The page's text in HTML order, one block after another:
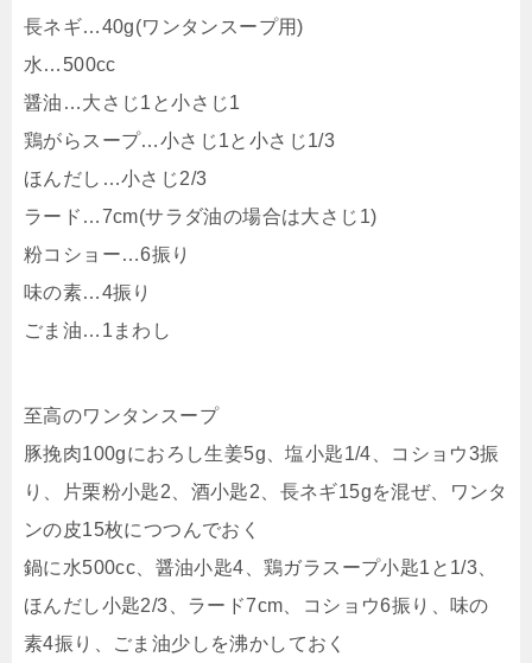
長ネギ…40g(ワンタンスープ用)
水…500cc
醤油…大さじ1と小さじ1
鶏がらスープ…小さじ1と小さじ1/3
ほんだし…小さじ2/3
ラード…7cm(サラダ油の場合は大さじ1)
粉コショー…6振り
味の素…4振り
ごま油…1まわし
至高のワンタンスープ
豚挽肉100gにおろし生姜5g、塩小匙1/4、コショウ3振
り、片栗粉小匙2、酒小匙2、長ネギ15gを混ぜ、ワンタ
ンの皮15枚につつんでおく
鍋に水500cc、醤油小匙4、鶏ガラスープ小匙1と1/3、
ほんだし小匙2/3、ラード7cm、コショウ6振り、味の
素4振り、ごま油少しを沸かしておく